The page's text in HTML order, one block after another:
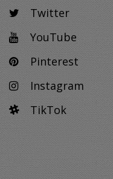
Twitter
YouTube
Pinterest
Instagram
TikTok